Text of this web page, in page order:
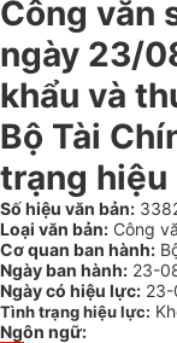
Công văn
ngày 23/
khẩu và
Bộ Tài
trạng
Số hiệu văn bản:
Loại văn bản: Công
Cơ quan ban hành:
Ngày ban hành: 23-
Ngày có hiệu lực:
Tình trạng hiệu lực:
Ngôn ngữ: